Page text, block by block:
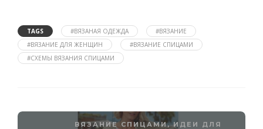
TAGS #ВЯЗАНАЯ ОДЕЖДА
#ВЯЗАНИЕ
#ВЯЗАНИЕ ДЛЯ ЖЕНЩИН
#ВЯЗАНИЕ СПИЦАМИ
#СХЕМЫ ВЯЗАНИЯ СПИЦАМИ
ВЯЗАНИЕ СПИЦАМИ,ИДЕИ ДЛЯ